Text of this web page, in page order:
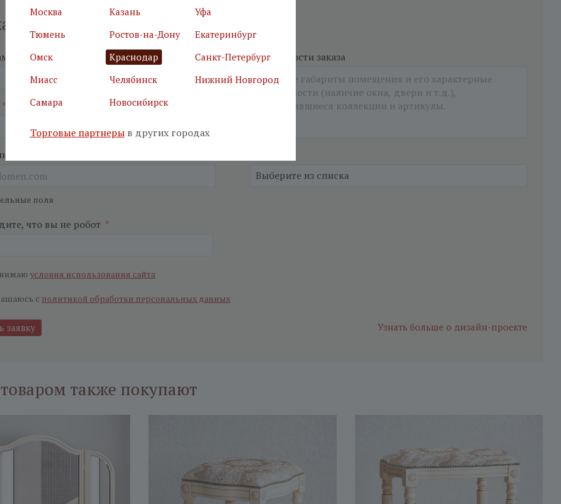
на бесплатный дизайн-проект
*
*
почта
Подробности заказа
поля
что вы не робот *
условия использования сайта
с политикой обработки персональных данных
Узнать больше о дизайн-проекте
также покупают
Москва Казань
Уфа
Тюмень
Ростов-на-Дону
Екатеринбург
Омск
Краснодар
Санкт-Петербург
Миасс
Челябинск
Нижний Новгород
Самара
Новосибирск
Торговые партнерыв других городах